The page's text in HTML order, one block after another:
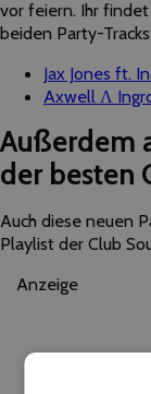
vor feiern. Ihr
beiden Party-Tracks:
Jax Jones ft.
Axwell Λ
Außerdem
der besten
Auch diese neuen
Playlist der Club
Anzeige